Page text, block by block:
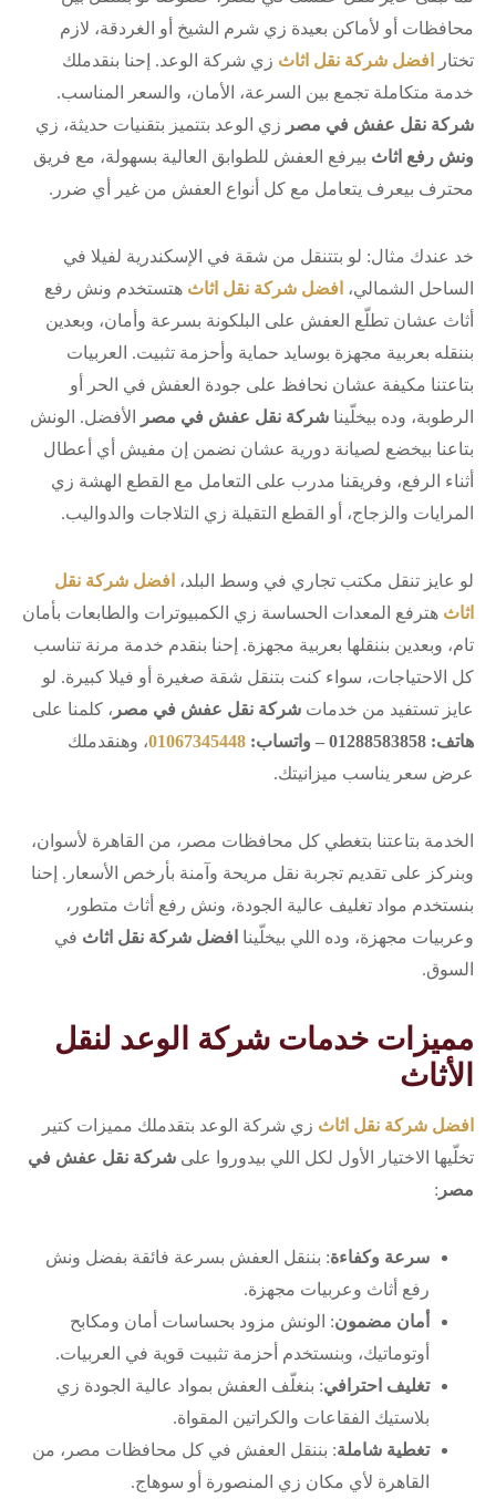
محافظات أو لأماكن بعيدة زي شرم الشيخ أو الغردقة، لازم
تختار
افضل شركة نقل اثاث زي شركة الوعد. إحنا بنقدملك
خدمة متكاملة تجمع بين السرعة، الأمان، والسعر المناسب.
شركة نقل عفش في مصر زي الوعد بتتميز بتقنيات حديثة، زي
ونش رفع اثاث بيرفع العفش للطوابق العالية بسهولة، مع فريق
محترف بيعرف يتعامل مع كل أنواع العفش من غير أي ضرر.
خد عندك مثال: لو بتتنقل من شقة في الإسكندرية لفيلا في
الساحل الشمالي، افضل شركة نقل اثاث هتستخدم ونش رفع
أثاث عشان تطلّع العفش على البلكونة بسرعة وأمان، وبعدين
بننقله بعربية مجهزة بوسايد حماية وأحزمة تثبيت. العربيات
بتاعتنا مكيفة عشان نحافظ على جودة العفش في الحر أو
الرطوبة، وده بيخلّينا شركة نقل عفش في مصر
الأفضل. الونش
بتاعنا بيخضع لصيانة دورية عشان نضمن إن مفيش أي أعطال
أثناء الرفع، وفريقنا مدرب على التعامل مع القطع الهشة زي
المرايات والزجاج، أو القطع التقيلة زي التلاجات والدواليب.
لو عايز تنقل مكتب تجاري في وسط البلد، افضل شركة نقل
اثاث هترفع المعدات الحساسة زي الكمبيوترات والطابعات بأمان
تام، وبعدين بننقلها بعربية مجهزة. إحنا بنقدم خدمة مرنة تناسب
كل الاحتياجات، سواء كنت بتنقل شقة صغيرة أو فيلا كبيرة. لو
عايز تستفيد من خدمات شركة نقل عفش في مصر ، كلمنا على
هاتف: 01288583858 – واتساب:
01067345448، وهنقدملك
عرض سعر يناسب ميزانيتك.
الخدمة بتاعتنا بتغطي كل محافظات مصر، من القاهرة لأسوان،
وبنركز على تقديم تجربة نقل مريحة وآمنة بأرخص الأسعار. إحنا
بنستخدم مواد تغليف عالية الجودة، ونش رفع أثاث متطور،
وعربيات مجهزة، وده اللي بيخلّينا افضل شركة نقل اثاث في
السوق.
مميزات خدمات شركة الوعد لنقل
الأثاث
افضل شركة نقل اثاث زي شركة الوعد بتقدملك مميزات كتير
تخلّيها الاختيار الأول لكل اللي بيدوروا على شركة نقل عفش في
مصر :
سرعة وكفاءة: بننقل العفش بسرعة فائقة بفضل ونش
رفع أثاث وعربيات مجهزة.
أمان مضمون: الونش مزود بحساسات أمان ومكابح
أوتوماتيك، وبنستخدم أحزمة تثبيت قوية في العربيات.
تغليف احترافي: بنغلّف العفش بمواد عالية الجودة زي
بلاستيك الفقاعات والكراتين المقواة.
تغطية شاملة: بننقل العفش في كل محافظات مصر، من
القاهرة لأي مكان زي المنصورة أو سوهاج.